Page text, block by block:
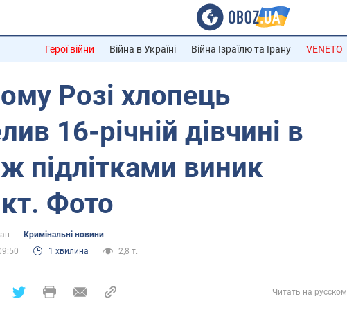
Герої війни Війна в Україні Війна Ізраїлю та Ірану VENETO
Розі хлопець
16-річній дівчині в
підлітками виник
Фото
Кримінальні новини
1 хвилина 2,8 т.
Читать на русском